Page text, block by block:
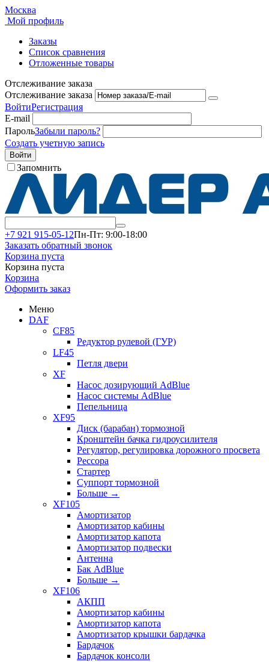
Москва
Мой профиль
Заказы
Список сравнения
Отложенные товары
Отслеживание заказа
Отслеживание заказа
ВойтиРегистрация
E-mail
ПарольЗабыли пароль?
Создать учетную запись
Войти
Запомнить
+7 921 915-05-12Пн-Пт: 9:00-18:00
Заказать обратный звонок
Корзина пуста
Корзина пуста
Корзина
Оформить заказ
Меню
DAF
CF85
Редуктор рулевой (ГУР)
LF45
Петля двери
XF
Насос дозирующий AdBlue
Насос системы AdBlue
Пепельница
XF95
Диск (барабан) тормозной
Кронштейн бачка гидроусилителя
Регулятор, регулировка дорожного просвета
Рессора
Стартер
Суппорт тормозной
Больше →
XF105
Амортизатор
Амортизатор кабины
Амортизатор капота
Амортизатор подвески
Антенна
Бак AdBlue
Больше →
XF106
АКПП
Амортизатор кабины
Амортизатор капота
Амортизатор крышки бардачка
Бардачок
Бардачок консоли